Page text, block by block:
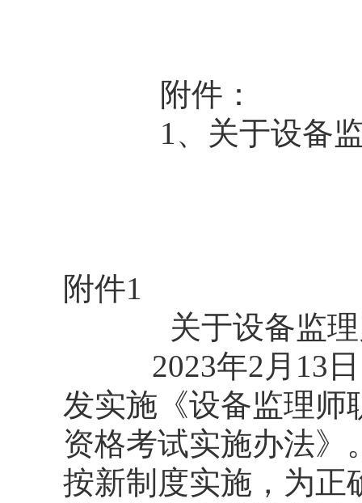
附件：
1、关于设备
附件1
关于设备监
2023年2月13日，
发实施《设备监理师
资格考试实施办法》
按新制度实施，为正